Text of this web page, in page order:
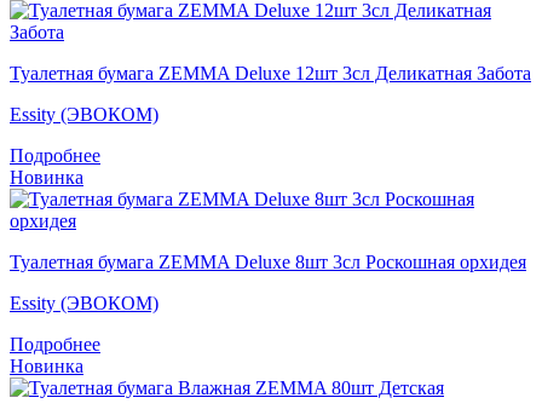
Туалетная бумага ZEMMA Deluxe 12шт 3сл Деликатная Забота
Essity (ЭВОКОМ)
Подробнее
Новинка
Туалетная бумага ZEMMA Deluxe 8шт 3сл Роскошная орхидея
Essity (ЭВОКОМ)
Подробнее
Новинка